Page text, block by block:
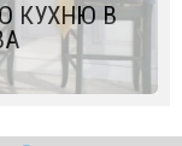
КУХНЮ В